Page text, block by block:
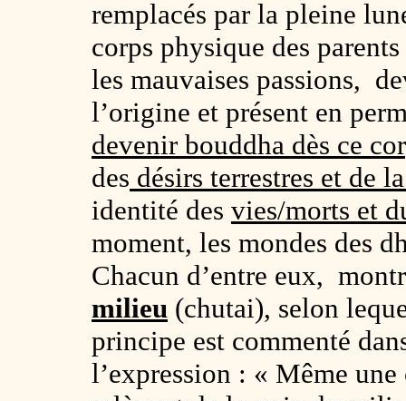
remplacés par la pleine
corps physique des
les mauvaises passions,
l’origine et présent en
devenir bouddha dès ce
des désirs terrestres et de
identité des vies/morts et
moment, les mondes des
Chacun d’entre eux,
milieu (chutai), selon
principe est commenté
l’expression : « Même